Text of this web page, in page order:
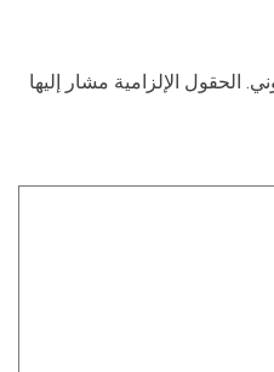
الحقول الإلزامية مشار إليها